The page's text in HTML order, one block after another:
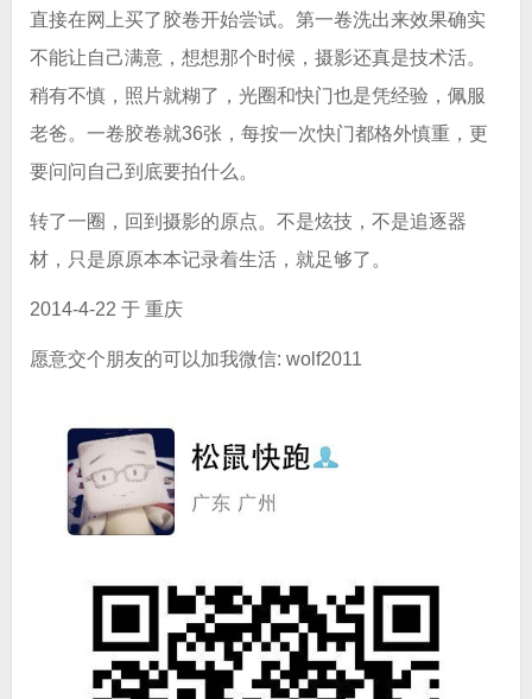
直接在网上买了胶卷开始尝试。第一卷洗出来效果确实
不能让自己满意，想想那个时候，摄影还真是技术活。
稍有不慎，照片就糊了，光圈和快门也是凭经验，佩服
老爸。一卷胶卷就36张，每按一次快门都格外慎重，更
要问问自己到底要拍什么。
转了一圈，回到摄影的原点。不是炫技，不是追逐器
材，只是原原本本记录着生活，就足够了。
2014-4-22 于 重庆
愿意交个朋友的可以加我微信: wolf2011